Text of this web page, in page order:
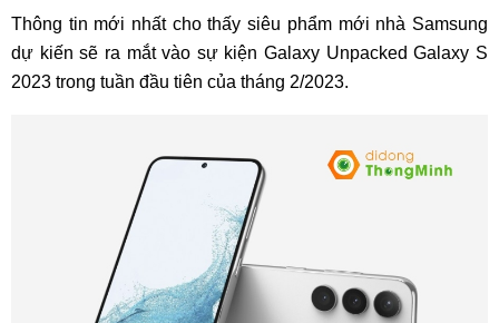
Thông tin mới nhất cho thấy siêu phẩm mới nhà Samsung
dự kiến sẽ ra mắt vào sự kiện Galaxy Unpacked Galaxy S
2023 trong tuần đầu tiên của tháng 2/2023.